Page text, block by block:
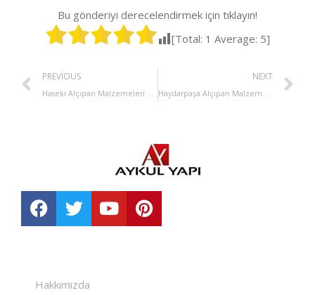
Bu gönderiyi derecelendirmek için tıklayın!
[Total: 1 Average: 5]
PREVIOUS
Haseki Alçıpan Malzemeleri Satışı
NEXT
Haydarpaşa Alçıpan Malzemeleri Satışı
Hakkımızda